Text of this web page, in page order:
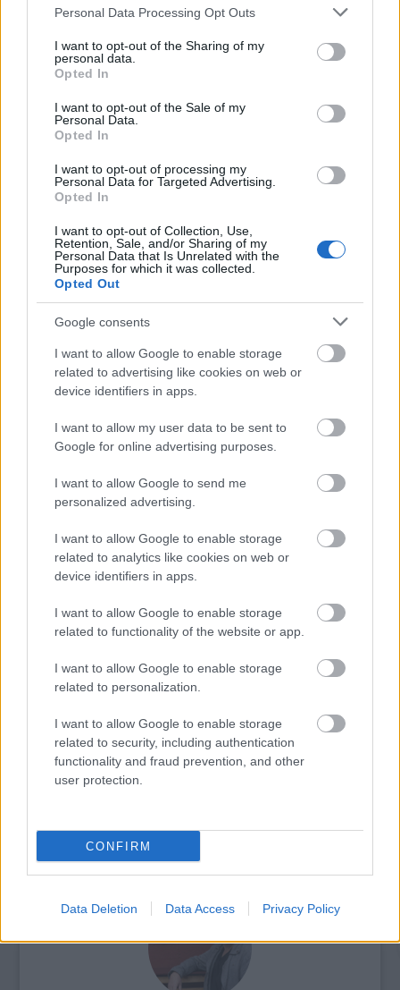
Please note that this website/app uses one or more Google
not limited to your visit or usage behaviour. You may click to
grant or deny consent to Google and its third-party tags to
use your data for below specified purposes in below Google
consent section.
Personal Data Processing Opt Outs
I want to opt-out of the Sharing of my
personal data.
Opted In
I want to opt-out of the Sale of my
Personal Data.
Opted In
I want to opt-out of processing my
Personal Data for Targeted Advertising.
Opted In
I want to opt-out of Collection, Use,
Retention, Sale, and/or Sharing of my
Personal Data that Is Unrelated with the
Purposes for which it was collected.
Opted Out
Google consents
I want to allow Google to enable storage
related to advertising like cookies on web or
device identifiers in apps.
I want to allow my user data to be sent to
Google for online advertising purposes.
I want to allow Google to send me
personalized advertising.
I want to allow Google to enable storage
related to analytics like cookies on web or
device identifiers in apps.
I want to allow Google to enable storage
related to functionality of the website or app.
I want to allow Google to enable storage
related to personalization.
I want to allow Google to enable storage
related to security, including authentication
functionality and fraud prevention, and other
user protection.
CONFIRM
Data Deletion Data Access Privacy Policy
biztosították a színpadok közti átjárás
át lehet hallgatni a cirka háromnegyedórás
üres blokkokban, és megcsípni akár vásári
csemegéket, mint a dub és reggea alapokat a
posztrock elemeivel ötvöző francia
A szerdai
nyitónapon a legerősebb pécsi szál, ergo a
legtöbb embert a Kispál és a Borzteteméből
jóízűen lakmározóKiscsillag
lokálpatrióta Lovasi András minden dala örök
egyetemista igény, így személye is minden
sikerre éhes pécsi kezdeményezés kötelező
alakja.
sorokban egy lány totál extázisban
megszabadult a pólójától, nem
szégyenlősködött, és a mellbimbói fölött
feliratot.
A Les Touffes Krétiennestubával kísért
örömzenéje talán még a halottakat is
megmozgatta, hogy az ugra-bugra testeket
melegváltásban aColorstar
Mert az idő ellenük dolgozik, a fesztiválrutin
lassan ébredezik, és gyorsan jön a másnap!
Kispál és a Borz Zene Könnyűzene